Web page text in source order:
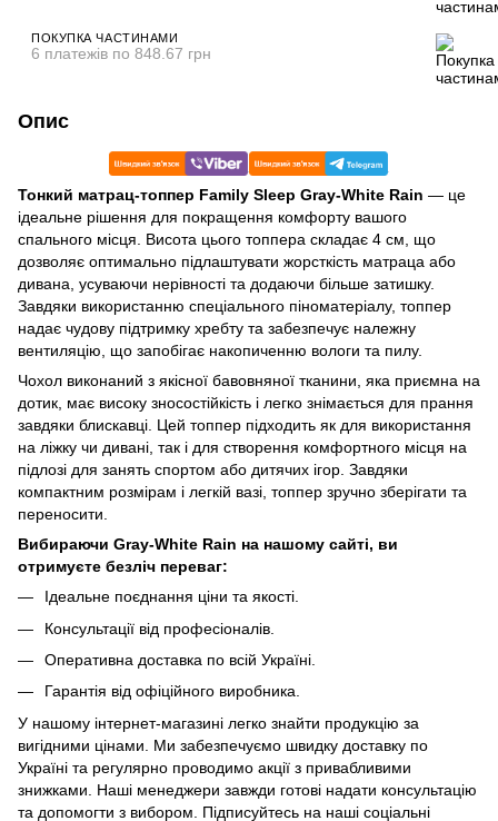
ПОКУПКА ЧАСТИНАМИ
6 платежів по 848.67 грн
Опис
Тонкий матрац-топпер Family Sleep Gray-White Rain — це
ідеальне рішення для покращення комфорту вашого
спального місця. Висота цього топпера складає 4 см, що
дозволяє оптимально підлаштувати жорсткість матраца або
дивана, усуваючи нерівності та додаючи більше затишку.
Завдяки використанню спеціального піноматеріалу, топпер
надає чудову підтримку хребту та забезпечує належну
вентиляцію, що запобігає накопиченню вологи та пилу.
Чохол виконаний з якісної бавовняної тканини, яка приємна на
дотик, має високу зносостійкість і легко знімається для прання
завдяки блискавці. Цей топпер підходить як для використання
на ліжку чи дивані, так і для створення комфортного місця на
підлозі для занять спортом або дитячих ігор. Завдяки
компактним розмірам і легкій вазі, топпер зручно зберігати та
переносити.
Вибираючи Gray-White Rain на нашому сайті, ви
отримуєте безліч переваг:
Ідеальне поєднання ціни та якості.
Консультації від професіоналів.
Оперативна доставка по всій Україні.
Гарантія від офіційного виробника.
У нашому інтернет-магазині легко знайти продукцію за
вигідними цінами. Ми забезпечуємо швидку доставку по
Україні та регулярно проводимо акції з привабливими
знижками. Наші менеджери завжди готові надати консультацію
та допомогти з вибором. Підписуйтесь на наші соціальні